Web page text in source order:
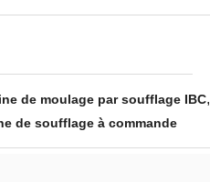
de moulage par soufflage IBC,
de soufflage à commande